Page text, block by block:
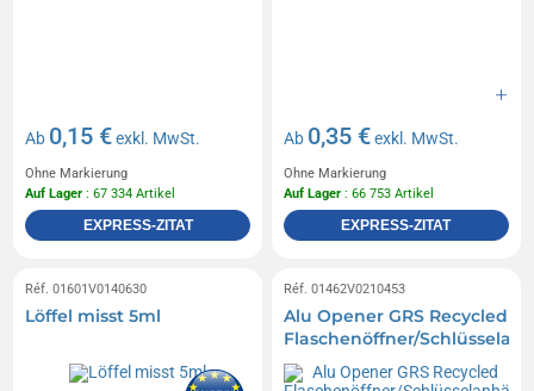
Ab 0,15 €exkl. MwSt.
Ohne Markierung
Auf Lager : 67 334 Artikel
EXPRESS-ZITAT
Ab 0,35 €exkl. MwSt.
Ohne Markierung
Auf Lager : 66 753 Artikel
EXPRESS-ZITAT
Réf. 01601V0140630
Löffel misst 5ml
Réf. 01462V0210453
Alu Opener GRS Recycled
Flaschenöffner/